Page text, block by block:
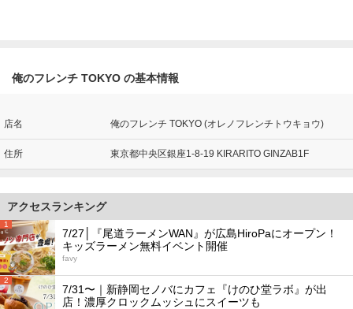
俺のフレンチ TOKYO の基本情報
店名 俺のフレンチ TOKYO (オレノフレンチトウキョウ)
住所 東京都中央区銀座1-8-19 KIRARITO GINZAB1F
アクセスランキング
1
7/27│『尾道ラーメンWAN』が広島HiroPaにオープン！
キッズラーメン無料イベント開催
favy
2
7/31〜｜新静岡セノバにカフェ『けのひ堂ラボ』が出
店！濃厚クロックムッシュにスイーツも